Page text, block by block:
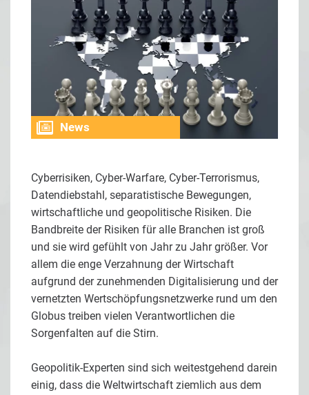
News
Cyberrisiken, Cyber-Warfare, Cyber-Terrorismus,
Datendiebstahl, separatistische Bewegungen,
wirtschaftliche und geopolitische Risiken. Die
Bandbreite der Risiken für alle Branchen ist groß
und sie wird gefühlt von Jahr zu Jahr größer. Vor
allem die enge Verzahnung der Wirtschaft
aufgrund der zunehmenden Digitalisierung und der
vernetzten Wertschöpfungsnetzwerke rund um den
Globus treiben vielen Verantwortlichen die
Sorgenfalten auf die Stirn.
Geopolitik-Experten sind sich weitestgehend darein
einig, dass die Weltwirtschaft ziemlich aus dem